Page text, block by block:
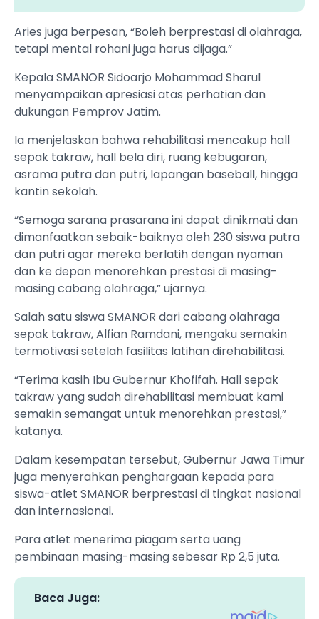
Aries juga berpesan, “Boleh berprestasi di olahraga,
tetapi mental rohani juga harus dijaga.”
Kepala SMANOR Sidoarjo Mohammad Sharul
menyampaikan apresiasi atas perhatian dan
dukungan Pemprov Jatim.
Ia menjelaskan bahwa rehabilitasi mencakup hall
sepak takraw, hall bela diri, ruang kebugaran,
asrama putra dan putri, lapangan baseball, hingga
kantin sekolah.
“Semoga sarana prasarana ini dapat dinikmati dan
dimanfaatkan sebaik-baiknya oleh 230 siswa putra
dan putri agar mereka berlatih dengan nyaman
dan ke depan menorehkan prestasi di masing-
masing cabang olahraga,” ujarnya.
Salah satu siswa SMANOR dari cabang olahraga
sepak takraw, Alfian Ramdani, mengaku semakin
termotivasi setelah fasilitas latihan direhabilitasi.
“Terima kasih Ibu Gubernur Khofifah. Hall sepak
takraw yang sudah direhabilitasi membuat kami
semakin semangat untuk menorehkan prestasi,”
katanya.
Dalam kesempatan tersebut, Gubernur Jawa Timur
juga menyerahkan penghargaan kepada para
siswa-atlet SMANOR berprestasi di tingkat nasional
dan internasional.
Para atlet menerima piagam serta uang
pembinaan masing-masing sebesar Rp 2,5 juta.
Baca Juga: